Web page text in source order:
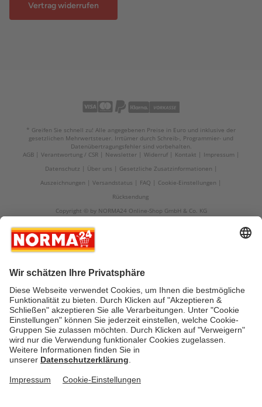
Vertrag widerrufen
* Greifen Sie schnell zu! Alle angegebenen Preise in Euro und inklusive der
gesetzlichen Mehrwertsteuer. Irrtümer durch Schreib-, Programmier- und
Datenübertragungsfehler sind vorbehalten.
AGB
Verantwortung / CSR Newsletter Widerruf Kontakt
Impressum
Datenschutz
Über uns
Gesetzliche Zusatzinformationen
Auszeichnungen
Versandstatus FAQ
Cookie-Einstellungen
Rücksendung
Copyright © by NORMA24 Online-Shop GmbH & Co. KG